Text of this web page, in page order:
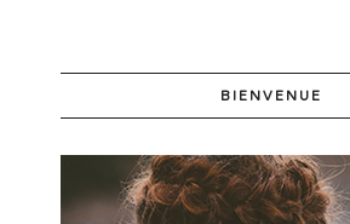
BIENVENUE